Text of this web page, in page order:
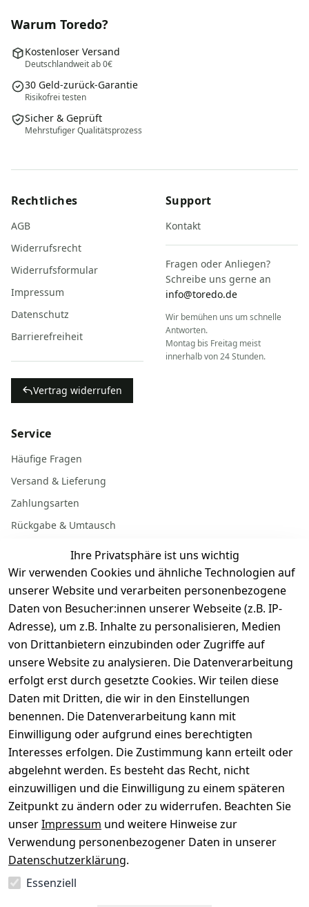
Ihre Privatsphäre ist uns wichtig
Wir verwenden Cookies und ähnliche Technologien auf
unserer Website und verarbeiten personenbezogene
Daten von Besucher:innen unserer Webseite (z.B. IP-
Adresse), um z.B. Inhalte zu personalisieren, Medien
von Drittanbietern einzubinden oder Zugriffe auf
unsere Website zu analysieren. Die Datenverarbeitung
erfolgt erst durch gesetzte Cookies. Wir teilen diese
Daten mit Dritten, die wir in den Einstellungen
benennen. Die Datenverarbeitung kann mit
Einwilligung oder aufgrund eines berechtigten
Interesses erfolgen. Die Zustimmung kann erteilt oder
abgelehnt werden. Es besteht das Recht, nicht
einzuwilligen und die Einwilligung zu einem späteren
Zeitpunkt zu ändern oder zu widerrufen. Beachten Sie
unserImpressum und weitere Hinweise zur
Verwendung personenbezogener Daten in unserer
Datenschutzerklärung.
Essenziell
Warum Toredo?
Kostenloser Versand
Deutschlandweit ab 0€
30 Geld-zurück-Garantie
Risikofrei testen
Sicher & Geprüft
Mehrstufiger Qualitätsprozess
Rechtliches
AGB
Widerrufsrecht
Widerrufsformular
Impressum
Datenschutz
Barrierefreiheit
Vertrag widerrufen
Support
Kontakt
Fragen oder Anliegen?
Schreibe uns gerne an
info@toredo.de
Wir bemühen uns um schnelle
Antworten.
Montag bis Freitag meist
innerhalb von 24 Stunden.
Service
Häufige Fragen
Versand & Lieferung
Zahlungsarten
Rückgabe & Umtausch
Batterieentsorgung
Gerät verkaufen
Dein altes Gerät ist bares Geld wert. Festpreis in
wenigen Minuten, kostenfrei einsenden, Auszahlung
aufs Konto.
Gerät verkaufen
Sichere Zahlungsarten
SEPA Bank
Sicherheit